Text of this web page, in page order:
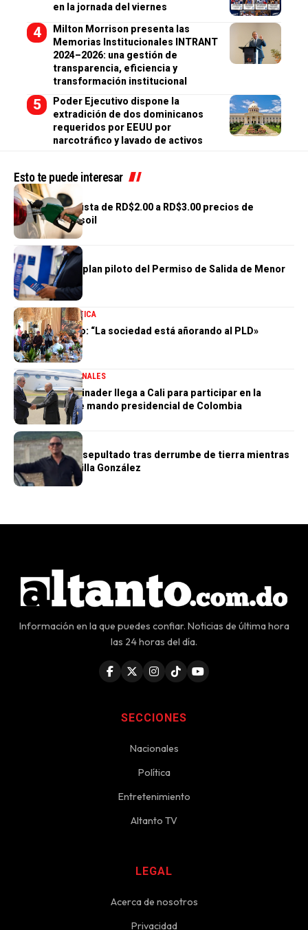
en la jornada del viernes
Milton Morrison presenta las
Memorias Institucionales INTRANT
2024–2026: una gestión de
transparencia, eficiencia y
transformación institucional
Poder Ejecutivo dispone la
extradición de dos dominicanos
requeridos por EEUU por
narcotráfico y lavado de activos
Esto te puede interesar
NACIONALES
Gobierno reajusta de RD$2.00 a RD$3.00 precios de
gasolinas y gasoil
NACIONALES
DGM concluye plan piloto del Permiso de Salida de Menor
100 % Digital
NACIONALESPOLÍTICA
Zoraima Cuello: “La sociedad está añorando al PLD»
DESTACADANACIONALES
Presidente Abinader llega a Cali para participar en la
transmisión de mando presidencial de Colombia
NACIONALES
Obrero muere sepultado tras derrumbe de tierra mientras
trabajaba en Villa González
Información en la que puedes confiar. Noticias de última hora
las 24 horas del día.
SECCIONES
Nacionales
Política
Entretenimiento
Altanto TV
LEGAL
Acerca de nosotros
Privacidad